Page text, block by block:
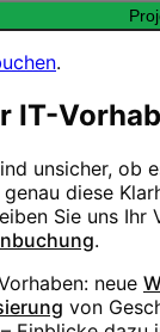
.
IT-
unsicher, ob
diese
Sie uns
.
neue
von